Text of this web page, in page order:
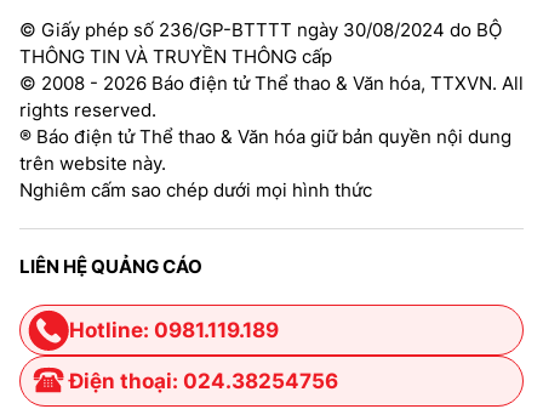
© Giấy phép số 236/GP-BTTTT ngày 30/08/2024 do BỘ
THÔNG TIN VÀ TRUYỀN THÔNG cấp
© 2008 - 2026 Báo điện tử Thể thao & Văn hóa, TTXVN. All
rights reserved.
® Báo điện tử Thể thao & Văn hóa giữ bản quyền nội dung
trên website này.
Nghiêm cấm sao chép dưới mọi hình thức
LIÊN HỆ QUẢNG CÁO
Hotline: 0981.119.189
Điện thoại: 024.38254756